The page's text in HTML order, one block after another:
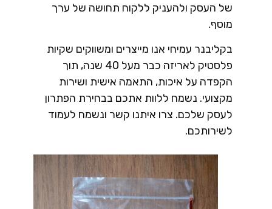
של העסק ולהעניק ללקוח תחושה של ערך
מוסף.
בקליבנר עמיחי אנו מייצרים ומשווקים שקיות
פלסטיק לאריזה כבר מעל 40 שנה, תוך
הקפדה על איכות, התאמה אישית ושירות
מקצועי. נשמח ללוות אתכם בבחירת הפתרון
לעסק שלכם. צרו איתנו קשר ונשמח לעמוד
לשירותכם.